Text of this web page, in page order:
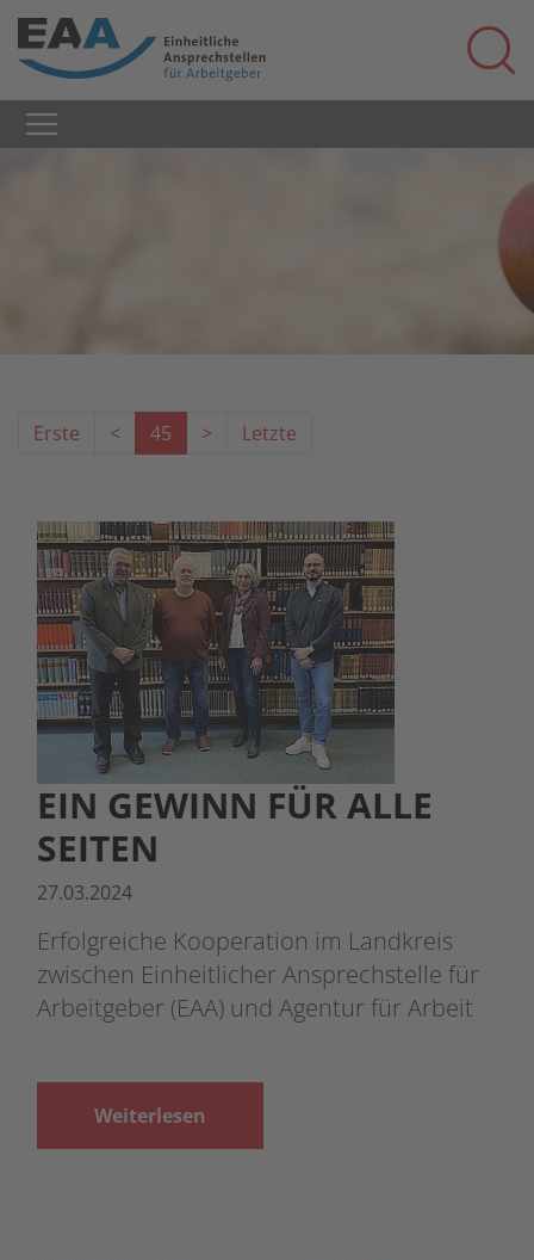
Erste < 45 > Letzte
EIN GEWINN FÜR ALLE
SEITEN
27.03.2024
Erfolgreiche Kooperation im Landkreis
zwischen Einheitlicher Ansprechstelle für
Arbeitgeber (EAA) und Agentur für Arbeit
Weiterlesen